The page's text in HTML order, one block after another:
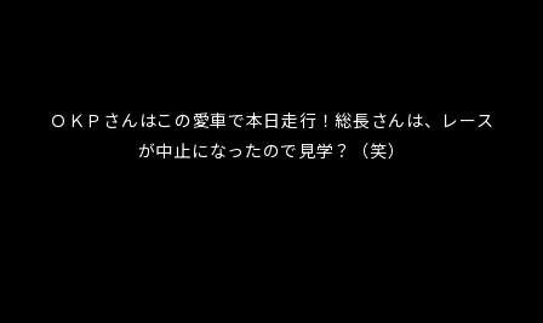
ＯＫＰさんはこの愛車で本日走行！総長さんは、レース
が中止になったので見学？（笑）